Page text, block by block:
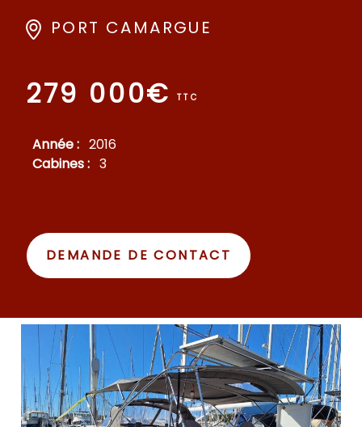
PORT CAMARGUE
279 000€ TTC
Année : 2016
Cabines : 3
DEMANDE DE CONTACT